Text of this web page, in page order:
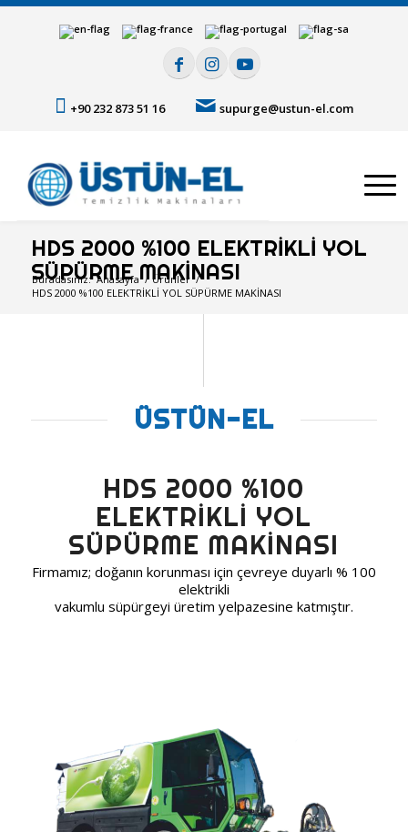
+90 232 873 51 16 supurge@ustun-el.com
HDS 2000 %100 ELEKTRİKLİ YOL
SÜPÜRME MAKİNASI
Buradasınız: Anasayfa / Ürünler /
HDS 2000 %100 ELEKTRİKLİ YOL SÜPÜRME MAKİNASI
ÜSTÜN-EL
HDS 2000 %100
ELEKTRİKLİ YOL
SÜPÜRME MAKİNASI
Firmamız; doğanın korunması için çevreye duyarlı % 100
elektrikli
vakumlu süpürgeyi üretim yelpazesine katmıştır.